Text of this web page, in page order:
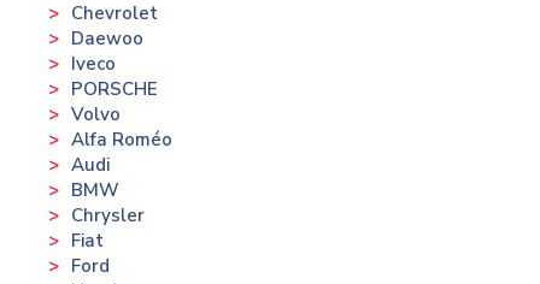
Chevrolet
Daewoo
Iveco
PORSCHE
Volvo
Alfa Roméo
Audi
BMW
Chrysler
Fiat
Ford